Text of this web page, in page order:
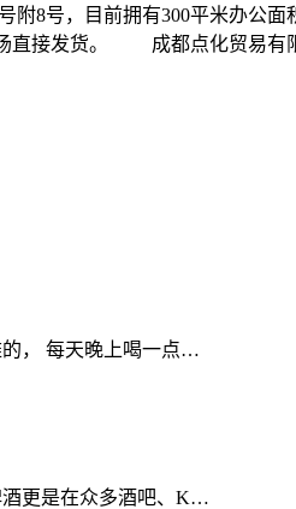
附8号，目前拥有300平米办公
场直接发货。 成都点化贸易有
的， 每天晚上喝一点…
酒更是在众多酒吧、K…